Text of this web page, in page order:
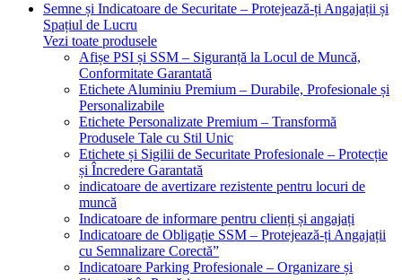
Semne și Indicatoare de Securitate – Protejează-ți Angajații și
Spațiul de Lucru
Vezi toate produsele
Afișe PSI și SSM – Siguranță la Locul de Muncă,
Conformitate Garantată
Etichete Aluminiu Premium – Durabile, Profesionale și
Personalizabile
Etichete Personalizate Premium – Transformă
Produsele Tale cu Stil Unic
Etichete și Sigilii de Securitate Profesionale – Protecție
și Încredere Garantată
indicatoare de avertizare rezistente pentru locuri de
muncă
Indicatoare de informare pentru clienți și angajați
Indicatoare de Obligație SSM – Protejează-ți Angajații
cu Semnalizare Corectă”
Indicatoare Parking Profesionale – Organizare și